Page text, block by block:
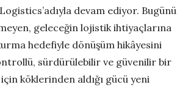
devam ediyor. Bugünü
geleceğin lojistik ihtiyaçlarına
hedefiyle dönüşüm hikâyesini
sürdürülebilir ve güvenilir bir
köklerinden aldığı gücü yeni